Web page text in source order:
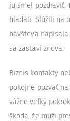
ju smel pozdraviť.
hľadali. Slúžili na
návšteva
sa zastaví znova.
Biznis kontakty
pokojne pozvať
vážne veľký
škoda, že muži